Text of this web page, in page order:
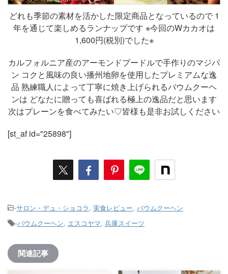
どれも季節の素材を活かした限定商品となっているので 1
年を通じて楽しめるランナップです ※今回のWカカオは
1,600円(税別)でした※
カルフォルニア産のアーモンドプードルで手作りのマジパ
ン コクと風味の良い播州地卵を使用したプレミアムな逸
品 熟練職人によって丁寧に焼き上げられるバウムクーヘ
ンは どなたに贈っても喜ばれる極上の逸品だと思います
次はプレーンを食べてみたい♡皆様も是非お試しください
[st_af id="25898"]
-サロン・デュ・ショコラ, 実食レビュー, バウムクーヘン
-バウムクーヘン, エスコヤマ, 兵庫スイーツ
関連記事